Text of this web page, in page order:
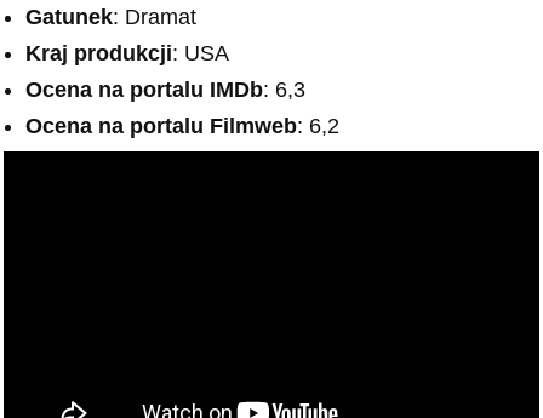
Gatunek: Dramat
Kraj produkcji: USA
Ocena na portalu IMDb: 6,3
Ocena na portalu Filmweb: 6,2